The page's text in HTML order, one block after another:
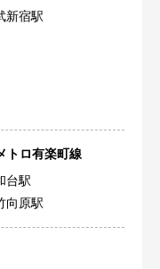
新宿駅
トロ有楽町線
台駅
向原駅